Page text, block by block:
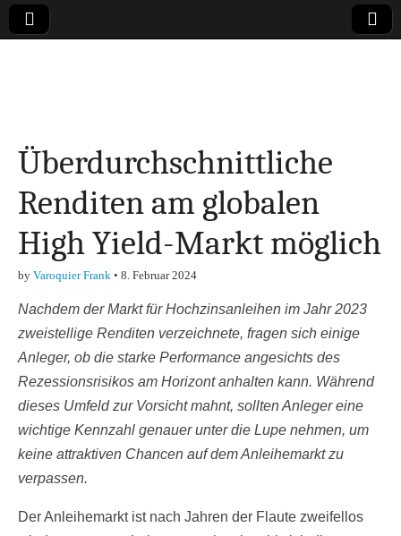
Finanzen,
Marketing-, Vertrieb-
& Investment-Tipps
Überdurchschnittliche
Renditen am globalen
High Yield-Markt möglich
by Varoquier Frank • 8. Februar 2024
Nachdem der Markt für Hochzinsanleihen im Jahr 2023
zweistellige Renditen verzeichnete, fragen sich einige
Anleger, ob die starke Performance angesichts des
Rezessionsrisikos am Horizont anhalten kann. Während
dieses Umfeld zur Vorsicht mahnt, sollten Anleger eine
wichtige Kennzahl genauer unter die Lupe nehmen, um
keine attraktiven Chancen auf dem Anleihemarkt zu
verpassen.
Der Anleihemarkt ist nach Jahren der Flaute zweifellos